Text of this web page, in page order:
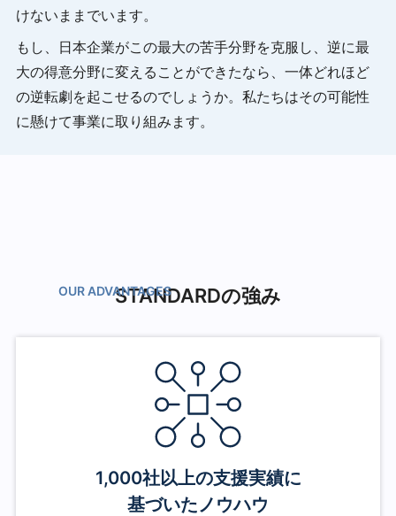
けないままでいます。
もし、日本企業がこの最大の苦手分野を克服し、逆に最
大の得意分野に変えることができたなら、一体どれほど
の逆転劇を起こせるのでしょうか。私たちはその可能性
に懸けて事業に取り組みます。
STANDARDの強み
1,000社以上の支援実績に
基づいたノウハウ